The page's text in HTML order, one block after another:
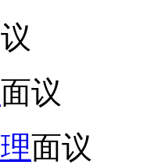
面议
面议